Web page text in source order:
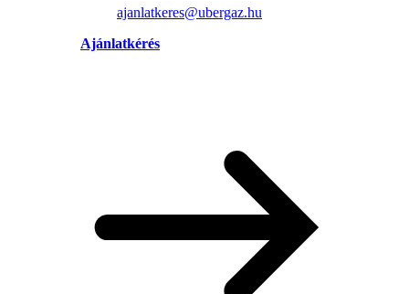
ajanlatkeres@ubergaz.hu
Ajánlatkérés